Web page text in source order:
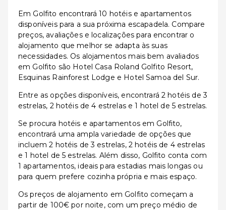
Em Golfito encontrará 10 hotéis e apartamentos
disponíveis para a sua próxima escapadela. Compare
preços, avaliações e localizações para encontrar o
alojamento que melhor se adapta às suas
necessidades. Os alojamentos mais bem avaliados
em Golfito são Hotel Casa Roland Golfito Resort,
Esquinas Rainforest Lodge e Hotel Samoa del Sur.
Entre as opções disponíveis, encontrará 2 hotéis de 3
estrelas, 2 hotéis de 4 estrelas e 1 hotel de 5 estrelas.
Se procura hotéis e apartamentos em Golfito,
encontrará uma ampla variedade de opções que
incluem 2 hotéis de 3 estrelas, 2 hotéis de 4 estrelas
e 1 hotel de 5 estrelas. Além disso, Golfito conta com
1 apartamentos, ideais para estadias mais longas ou
para quem prefere cozinha própria e mais espaço.
Os preços de alojamento em Golfito começam a
partir de 100€ por noite, com um preço médio de